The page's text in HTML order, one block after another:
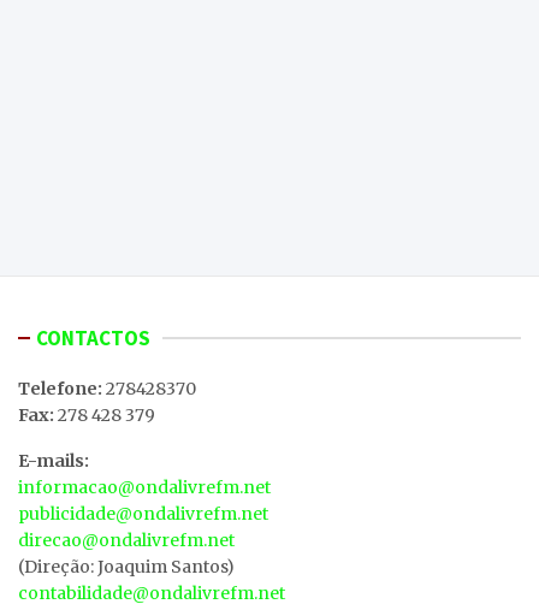
CONTACTOS
Telefone: 278428370
Fax: 278 428 379
E-mails:
informacao@ondalivrefm.net
publicidade@ondalivrefm.net
direcao@ondalivrefm.net
(Direção: Joaquim Santos)
contabilidade@ondalivrefm.net